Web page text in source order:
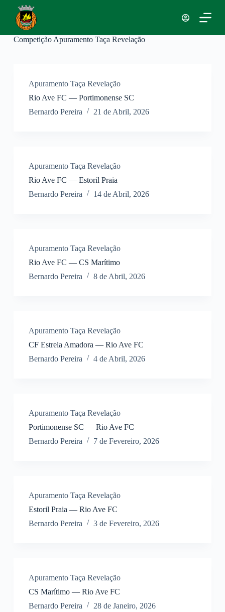
aCompetiçãoApuramento Taça Revelação
Apuramento Taça Revelação
Rio Ave FC — Portimonense SC
Bernardo Pereira
21 de Abril, 2026
Apuramento Taça Revelação
Rio Ave FC — Estoril Praia
Bernardo Pereira
14 de Abril, 2026
Apuramento Taça Revelação
Rio Ave FC — CS Marítimo
Bernardo Pereira
8 de Abril, 2026
Apuramento Taça Revelação
CF Estrela Amadora — Rio Ave FC
Bernardo Pereira
4 de Abril, 2026
Apuramento Taça Revelação
Portimonense SC — Rio Ave FC
Bernardo Pereira
7 de Fevereiro, 2026
Apuramento Taça Revelação
Estoril Praia — Rio Ave FC
Bernardo Pereira
3 de Fevereiro, 2026
Apuramento Taça Revelação
CS Marítimo — Rio Ave FC
Bernardo Pereira
28 de Janeiro, 2026